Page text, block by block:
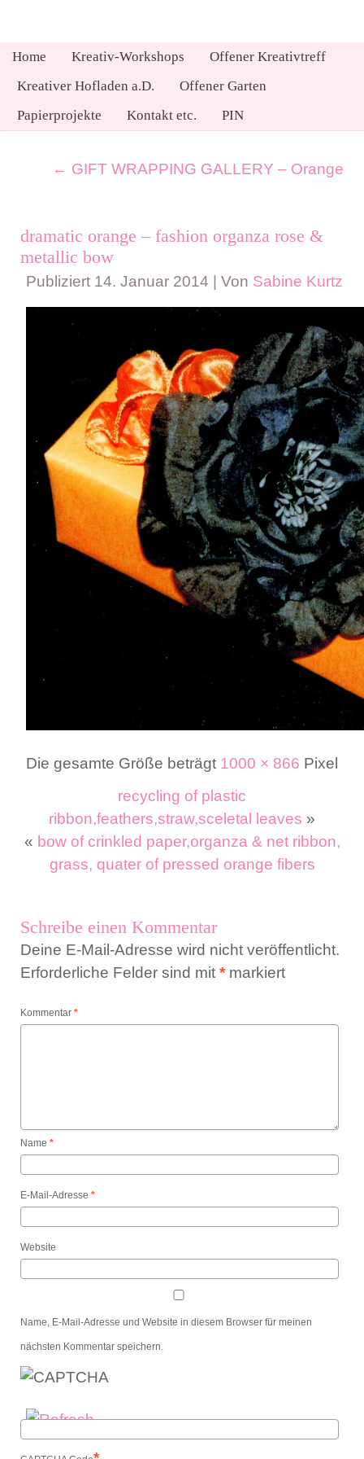
Home Kreativ-Workshops
Offener Kreativtreff
Kreativer Hofladen a.D.
Offener Garten
Papierprojekte
Kontakt etc. PIN
← GIFT WRAPPING GALLERY – Orange
dramatic orange – fashion organza rose &
metallic bow
Publiziert 14. Januar 2014 Von Sabine Kurtz
Die gesamte Größe beträgt 1000 × 866 Pixel
recycling of plastic
ribbon,feathers,straw,sceletal leaves »
« bow of crinkled paper,organza & net ribbon,
grass, quater of pressed orange fibers
Schreibe einen Kommentar
Deine E-Mail-Adresse wird nicht veröffentlicht.
Erforderliche Felder sind mit *markiert
Kommentar *
Name *
E-Mail-Adresse *
Website
Name, E-Mail-Adresse und Website in diesem Browser für meinen
nächsten Kommentar speichern.